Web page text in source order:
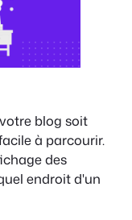
blog soit
à parcourir.
des
endroit d'un